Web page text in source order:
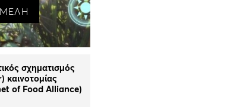
ΜΕΛΗ
σχηματισμός
καινοτομίας
of Food Alliance)